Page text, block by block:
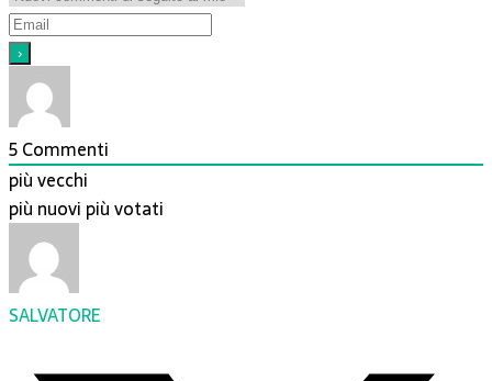
5Commenti
più vecchi
più nuovi più votati
SALVATORE